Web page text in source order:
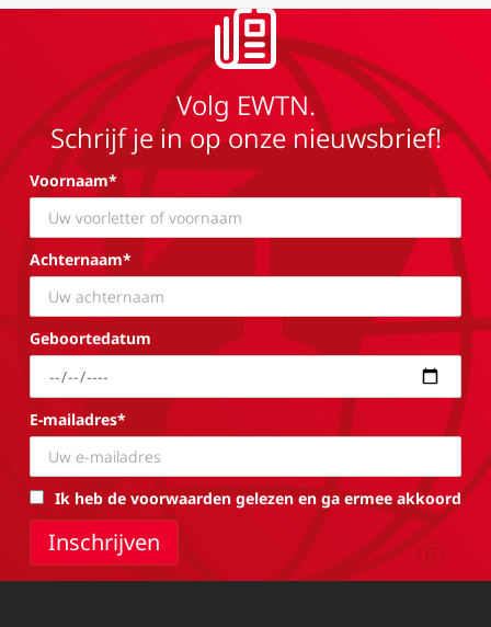
Volg EWTN.
Schrijf je in op onze nieuwsbrief!
Voornaam*
Achternaam*
Geboortedatum
E-mailadres*
Ik heb de voorwaarden gelezen en ga ermee akkoord